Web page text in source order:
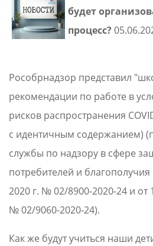
будет
процесс?
Рособрнадзор представил
рекомендации по работе в
рисков распространения
с идентичным содержанием)
службы по надзору в сфере
потребителей и
2020 г. № 02/8900-2020-24 и от
№ 02/9060-2020-24).
Как же будут учиться наши